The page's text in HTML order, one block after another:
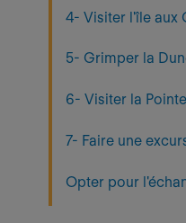
4- Visiter l'île aux
5- Grimper la
6- Visiter la
7- Faire une
Opter pour